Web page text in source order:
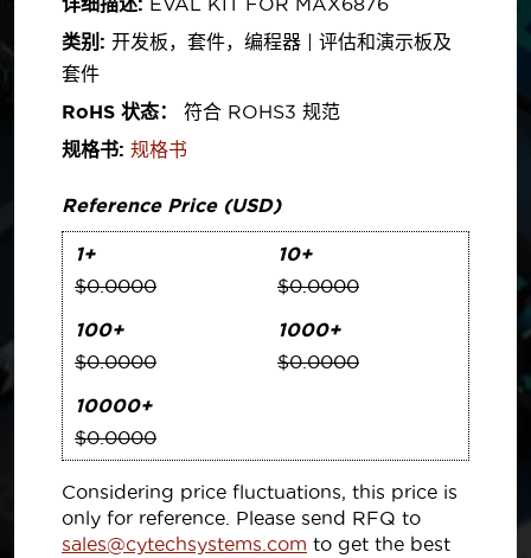
类别: 开发板，套件，编程器 | 评估和演示板及
套件
RoHS 状态：
符合 ROHS3 规范
规格书: 规格书
Reference Price (USD)
1+
$0.0000
10+
$0.0000
100+
$0.0000
1000+
$0.0000
10000+
$0.0000
Considering price fluctuations, this price is
only for reference. Please send RFQ to
sales@cytechsystems.com to get the best